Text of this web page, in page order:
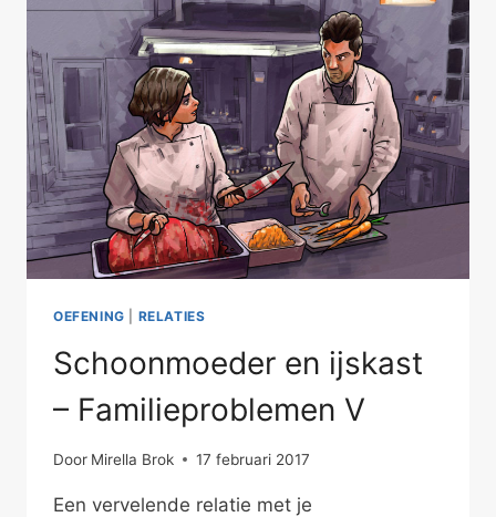
I
OEFENING RELATIES
Schoonmoeder en ijskast
– Familieproblemen V
Door Mirella Brok 17 februari 2017
Een vervelende relatie met je